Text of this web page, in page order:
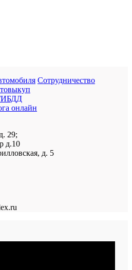
Сотрудничество
онлайн
29;
д.10
д. 5